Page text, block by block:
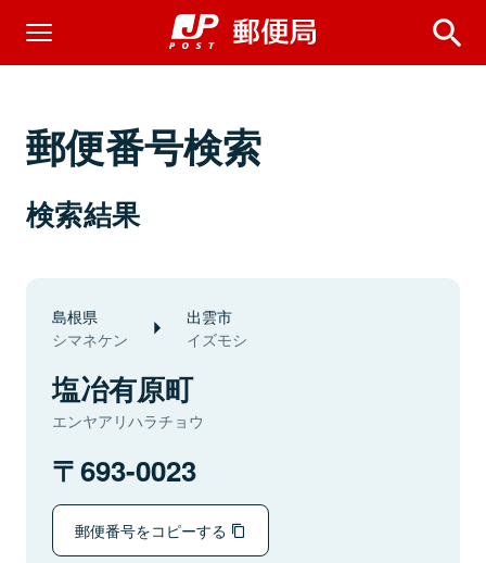
郵便番号検索
検索結果
島根県
シマネケン
出雲市
イズモシ
塩冶有原町
エンヤアリハラチョウ
693-0023
郵便番号をコピーする